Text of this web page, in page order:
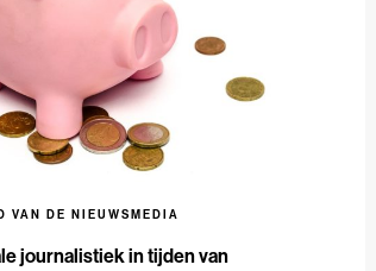
journalistiek in tijden van
VAN DE NIEUWSMEDIA